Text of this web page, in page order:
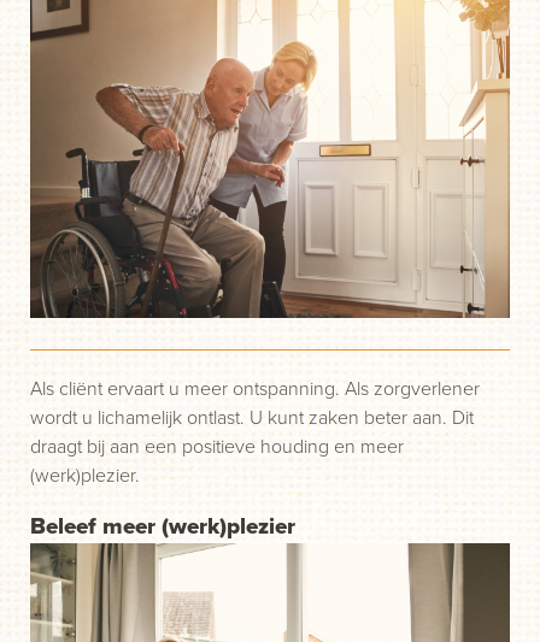
Beleef meer (werk)plezier
Als cliënt ervaart u meer ontspanning. Als zorgverlener
wordt u lichamelijk ontlast. U kunt zaken beter aan. Dit
draagt bij aan een positieve houding en meer
(werk)plezier.